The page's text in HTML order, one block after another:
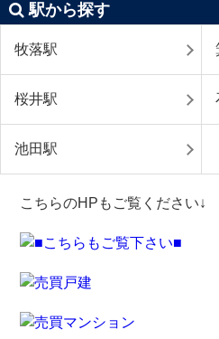
駅から探す
牧落駅
桜井駅
池田駅
こちらのHPもご覧ください↓